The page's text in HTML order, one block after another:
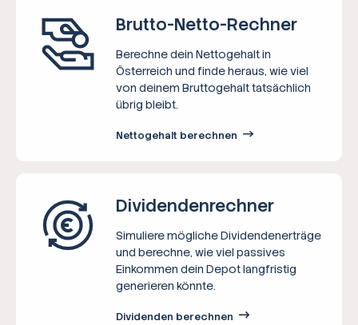
Brutto-Netto-­Rechner
Berechne dein Nettogehalt in
Österreich und finde heraus, wie viel
von deinem Bruttogehalt tatsächlich
übrig bleibt.
Nettogehalt berechnen
Dividenden­rechner
Simuliere mögliche Dividendenerträge
und berechne, wie viel passives
Einkommen dein Depot langfristig
generieren könnte.
Dividenden berechnen